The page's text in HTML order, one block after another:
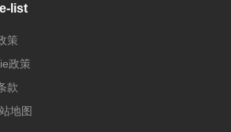
list
策
政策
款
地图